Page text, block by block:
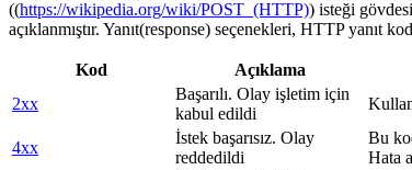
((https://wikipedia.org/wiki/POST_(HTTP)) isteği
açıklanmıştır. Yanıt(response) seçenekleri, HTTP yanıt
Kod Açıklama
2xx
Başarılı. Olay işletim için
kabul edildi
4xx
İstek başarısız. Olay
reddedildi
Bu
Hata